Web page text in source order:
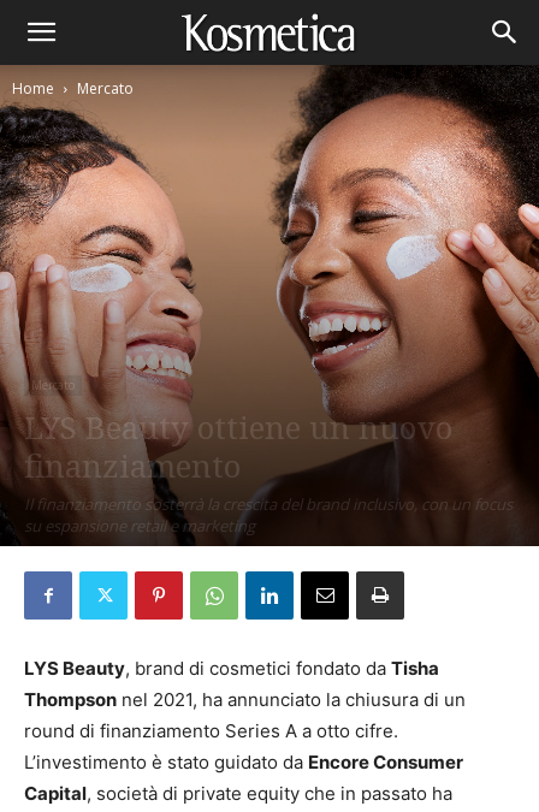
Home Mercato
Mercato
LYS Beauty ottiene un nuovo
finanziamento
Il finanziamento sosterrà la crescita del brand inclusivo, con un focus
su espansione retail e marketing
LYS Beauty, brand di cosmetici fondato da Tisha
Thompson nel 2021, ha annunciato la chiusura di un
round di finanziamento Series A a otto cifre.
L’investimento è stato guidato da Encore Consumer
Capital, società di private equity che in passato ha